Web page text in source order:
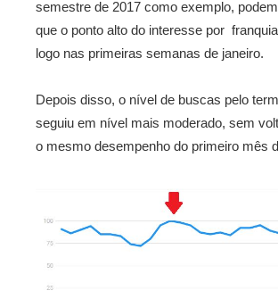
semestre de 2017 como exemplo,
que o ponto alto do interesse por
logo nas primeiras semanas de janeiro.
Depois disso, o nível de buscas pelo
seguiu em nível mais moderado, sem
o mesmo desempenho do primeiro mês